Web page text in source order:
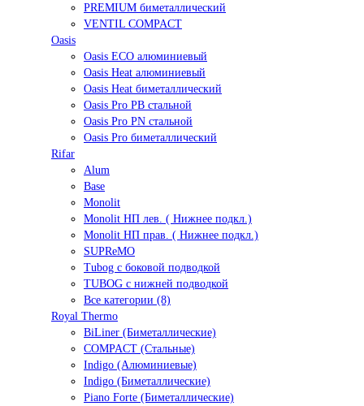
PREMIUM биметаллический
VENTIL COMPACT
Oasis
Oasis ECO алюминиевый
Oasis Heat алюминиевый
Oasis Heat биметаллический
Oasis Pro PB стальной
Oasis Pro PN стальной
Oasis Pro биметаллический
Rifar
Alum
Base
Monolit
Monolit НП лев. ( Нижнее подкл.)
Monolit НП прав. ( Нижнее подкл.)
SUPReMO
Tubog с боковой подводкой
TUBOG с нижней подводкой
Все категории (8)
Royal Thermo
BiLiner (Биметаллические)
COMPACT (Стальные)
Indigo (Алюминиевые)
Indigo (Биметаллические)
Piano Forte (Биметаллические)